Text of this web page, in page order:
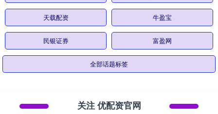
天载配资 牛盈宝
民银证券 富盈网
全部话题标签
关注 优配资官网